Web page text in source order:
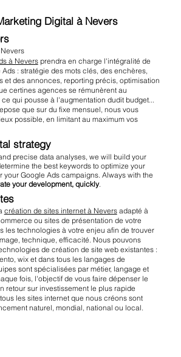
Digital à Nevers
à Neversprendra en charge l'intégralité de
: stratégie des mots clés, des enchères,
et des annonces, reporting précis, optimisation
certines agences se rémunèrent au
qui pousse à l'augmentation dudit budget...
que sur du fixe mensuel, nous vous
possible, en limitant au maximum vos
strategy
precise data analyses, we will build your
the best keywords to optimize your
your Google Ads campaigns. Always with the
your development, quickly.
création de sites internet à Neversadapté à
ou sites de présentation de votre
les technologies à votre enjeu afin de trouver
technique, efficacité. Nous pouvons
de création de site web existantes :
wix et dans tous les langages de
sont spécialisées par métier, langage et
fois, l'objectif de vous faire dépenser le
retour sur investissement le plus rapide
les sites internet que nous créons sont
naturel, mondial, national ou local.